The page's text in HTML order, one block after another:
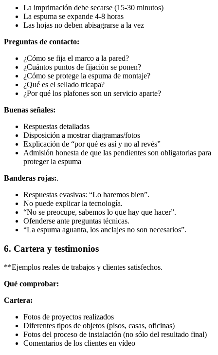
La imprimación debe secarse (15-30 minutos)
La espuma se expande 4-8 horas
Las hojas no deben abisagrarse a la vez
Preguntas de contacto:
¿Cómo se fija el marco a la pared?
¿Cuántos puntos de fijación se ponen?
¿Cómo se protege la espuma de montaje?
¿Qué es el sellado tricapa?
¿Por qué los plafones son un servicio aparte?
Buenas señales:
Respuestas detalladas
Disposición a mostrar diagramas/fotos
Explicación de “por qué es así y no al revés”
Admisión honesta de que las pendientes son obligatorias para
proteger la espuma
Banderas rojas:.
Respuestas evasivas: “Lo haremos bien”.
No puede explicar la tecnología.
“No se preocupe, sabemos lo que hay que hacer”.
Ofenderse ante preguntas técnicas.
“La espuma aguanta, los anclajes no son necesarios”.
6. Cartera y testimonios
**Ejemplos reales de trabajos y clientes satisfechos.
Qué comprobar:
Cartera:
Fotos de proyectos realizados
Diferentes tipos de objetos (pisos, casas, oficinas)
Fotos del proceso de instalación (no sólo del resultado final)
Comentarios de los clientes en vídeo